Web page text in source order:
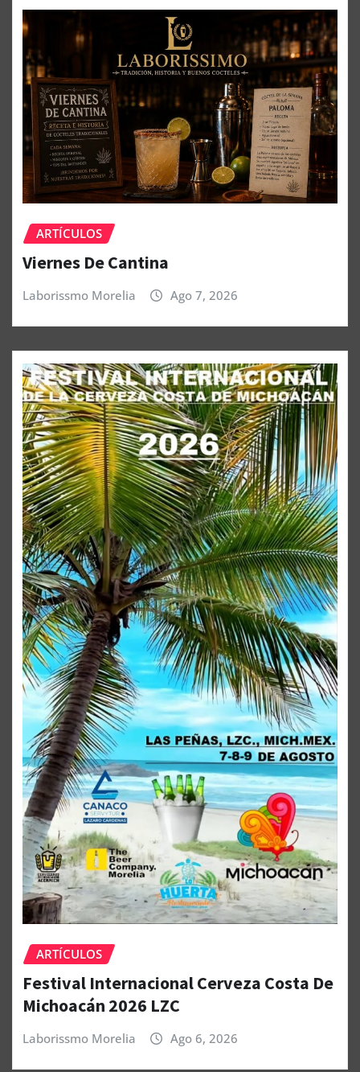
ARTÍCULOS
Viernes De Cantina
Laborissmo Morelia Ago 7, 2026
ARTÍCULOS
Festival Internacional Cerveza Costa De
Michoacán 2026 LZC
Laborissmo Morelia Ago 6, 2026